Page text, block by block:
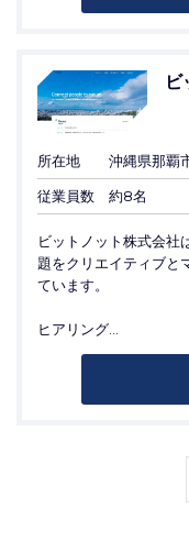
ビ
所在地
沖縄県那覇
従業員数
約8名
ビットノット株式会社
題をクリエイティブと
ています。
ヒアリング...